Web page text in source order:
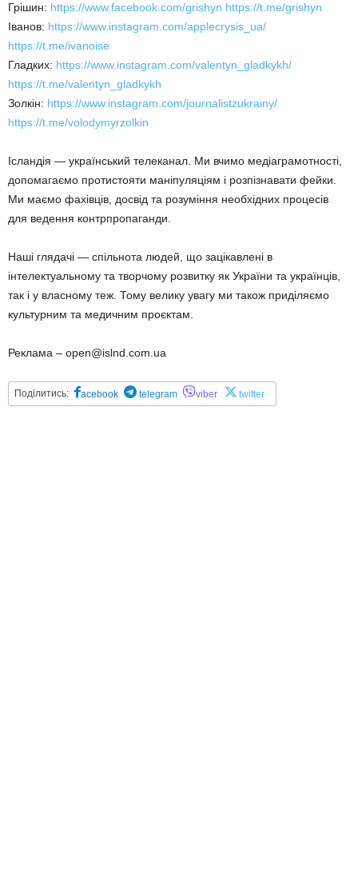
Грішин: https://www.facebook.com/grishyn https://t.me/grishyn
Іванов: https://www.instagram.com/applecrysis_ua/
https://t.me/ivanoise
Гладких: https://www.instagram.com/valentyn_gladkykh/
https://t.me/valentyn_gladkykh
Золкін: https://www.instagram.com/journalistzukrainy/
https://t.me/volodymyrzolkin
Ісландія — український телеканал. Ми вчимо медіаграмотності,
допомагаємо протистояти маніпуляціям і розпізнавати фейки.
Ми маємо фахівців, досвід та розуміння необхідних процесів
для ведення контрпропаганди.
Наші глядачі — спільнота людей, що зацікавлені в
інтелектуальному та творчому розвитку як України та українців,
так і у власному теж. Тому велику увагу ми також приділяємо
культурним та медичним проєктам.
Реклама – open@islnd.com.ua
Поділитись: acebook telegram viber twitter